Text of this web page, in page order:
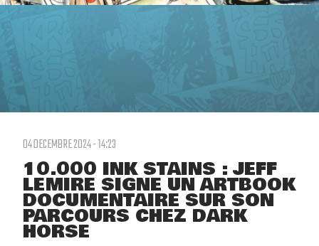
04 DECEMBRE 2024 - 14:23
10.000 INK STAINS : JEFF
LEMIRE SIGNE UN ARTBOOK
DOCUMENTAIRE SUR SON
PARCOURS CHEZ DARK
HORSE